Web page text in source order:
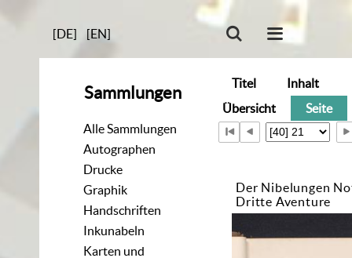
[DE] [EN]
Sammlungen
Alle Sammlungen
Autographen
Drucke
Graphik
Handschriften
Inkunabeln
Karten und
Titel
Inhalt
Übersicht
Seite
Der Nibelungen
Dritte Aventure